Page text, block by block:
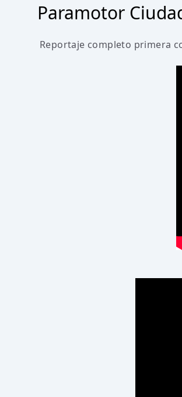
Paramotor
Reportaje completo primera